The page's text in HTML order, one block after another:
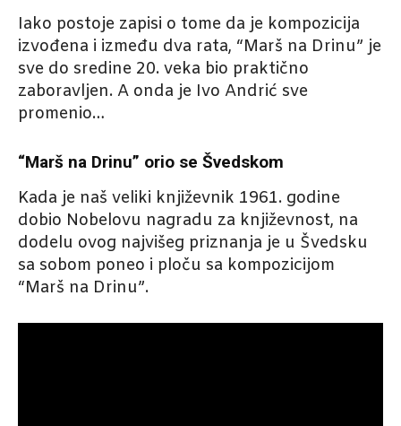
Iako postoje zapisi o tome da je kompozicija
izvođena i između dva rata, “Marš na Drinu” je
sve do sredine 20. veka bio praktično
zaboravljen. A onda je Ivo Andrić sve
promenio…
“Marš na Drinu” orio se Švedskom
Kada je naš veliki književnik 1961. godine
dobio Nobelovu nagradu za književnost, na
dodelu ovog najvišeg priznanja je u Švedsku
sa sobom poneo i ploču sa kompozicijom
“Marš na Drinu”.